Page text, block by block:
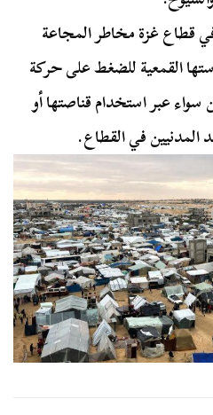
شخص في قطاع غزة مخاطر المجاعة
القمعية للضغط على حركة
عبر استخدام قناصتها أو
المدنيين في القطاع.